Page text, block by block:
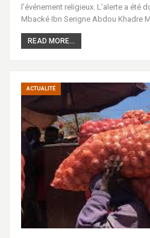
l’événement religieux. L’alerte a été
Mbacké Ibn Serigne Abdou Khadre
READ MORE...
ACTUALITÉ